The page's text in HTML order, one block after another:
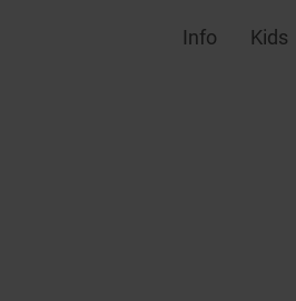
Info Kids